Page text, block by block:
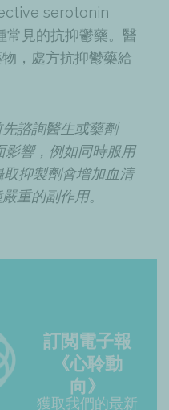
serotonin
見的抗抑鬱藥。醫
，處方抗抑鬱藥給
諮詢醫生或藥劑
影響，例如同時服用
抑製劑會增加血清
重的副作用。
訂閲電子報
《心聆動
向》
獲取我們的最新